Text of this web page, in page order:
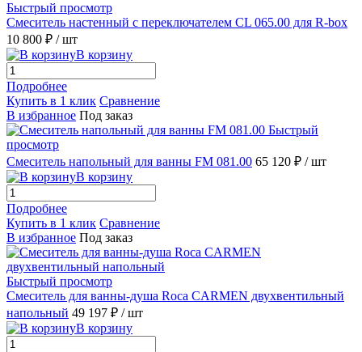
Быстрый просмотр
Смеситель настенный с переключателем CL 065.00 для R-box
10 800 ₽ / шт
В корзину
Подробнее
Купить в 1 клик Сравнение
В избранное Под заказ
Быстрый
просмотр
Смеситель напольный для ванны FM 081.00 65 120 ₽ / шт
В корзину
Подробнее
Купить в 1 клик Сравнение
В избранное Под заказ
Быстрый просмотр
Смеситель для ванны-душа Roca CARMEN двухвентильный
напольный 49 197 ₽ / шт
В корзину